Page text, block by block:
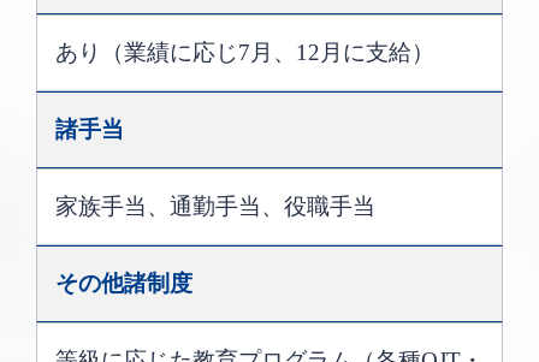
あり（業績に応じ7月、12月に支給）
諸手当
家族手当、通勤手当、役職手当
その他諸制度